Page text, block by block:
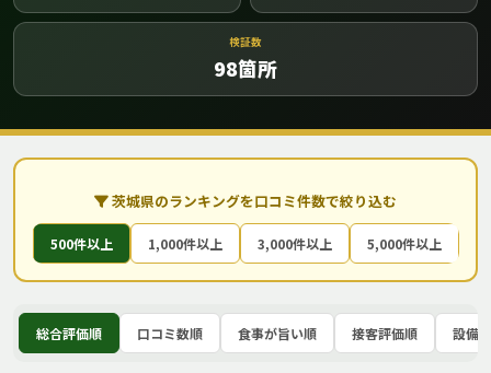
検証数
98箇所
茨城県のランキングを口コミ件数で絞り込む
500件以上 1,000件以上 3,000件以上 5,000件以上
総合評価順 口コミ数順 食事が旨い順 接客評価順 設備